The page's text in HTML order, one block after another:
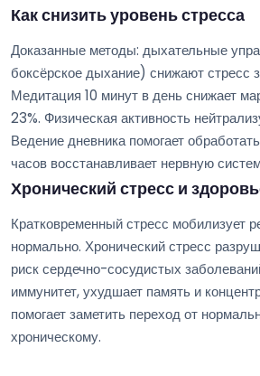
Как снизить уровень стресса
Доказанные методы: дыхательные
боксёрское дыхание) снижают стресс
Медитация 10 минут в день снижает
23%. Физическая активность
Ведение дневника помогает
часов восстанавливает нервную
Хронический стресс и
Кратковременный стресс мобилизует
нормально. Хронический стресс
риск сердечно-сосудистых
иммунитет, ухудшает память и
помогает заметить переход от
хроническому.